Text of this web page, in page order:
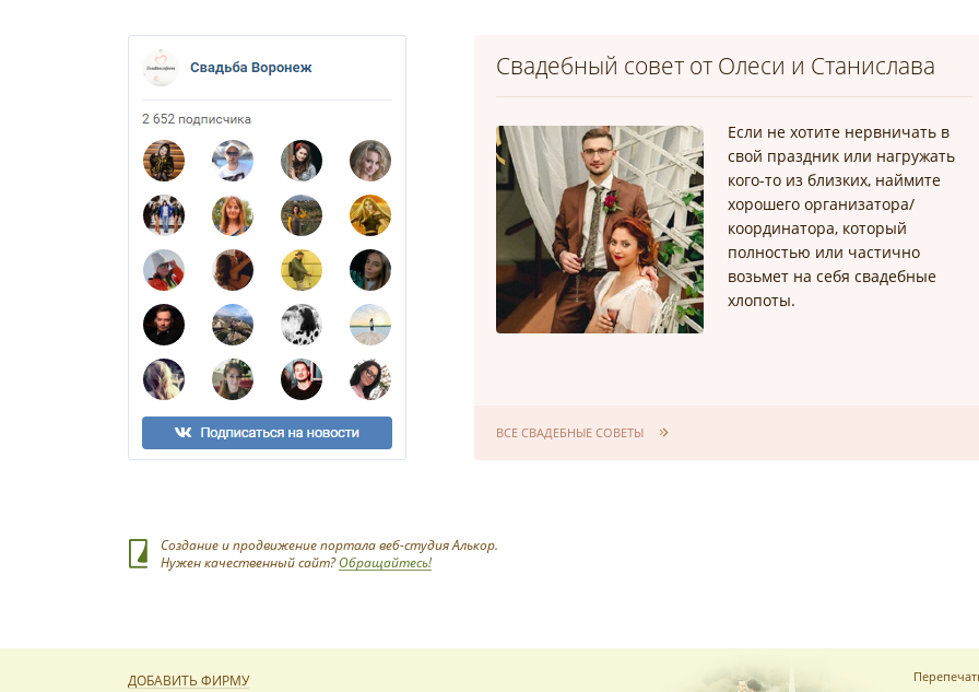
Свадебный совет от Олеси и Станислава
Если не хотите нервничать в
свой праздник или нагружать
кого-то из близких, наймите
хорошего организатора/
координатора, который
полностью или частично
возьмет на себя свадебные
хлопоты.
ВСЕ СВАДЕБНЫЕ СОВЕТЫ
Создание и продвижение портала веб-студия Алькор.
Нужен качественный сайт?Обращайтесь!
ДОБАВИТЬ ФИРМУ